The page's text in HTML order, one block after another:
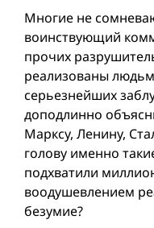
Многие не
воинствующий
прочих
реализованы
серьезнейших
доподлинно
Марксу, Ленину,
голову именно
подхватили
воодушевлением
безумие?